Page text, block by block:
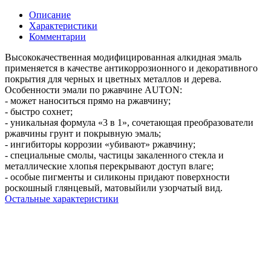
Описание
Характеристики
Комментарии
Высококачественная модифицированная алкидная эмаль
применяется в качестве антикоррозионного и декоративного
покрытия для черных и цветных металлов и дерева.
Особенности эмали по ржавчине AUTON:
- может наноситься прямо на ржавчину;
- быстро сохнет;
- уникальная формула «3 в 1», сочетающая преобразователи
ржавчины грунт и покрывную эмаль;
- ингибиторы коррозии «убивают» ржавчину;
- специальные смолы, частицы закаленного стекла и
металлические хлопья перекрывают доступ влаге;
- особые пигменты и силиконы придают поверхности
роскошный глянцевый, матовыйили узорчатый вид.
Остальные характеристики